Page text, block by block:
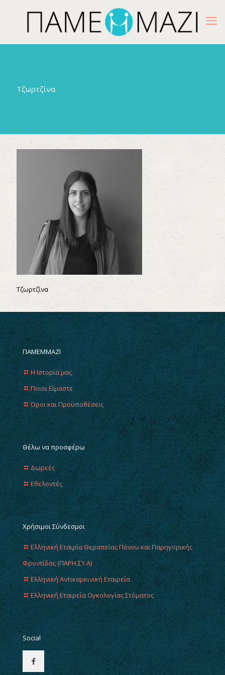
Τζωρτζίνα
Τζωρτζίνα
ΠΑΜΕΜΜΑΖΙ
Η Ιστορία μας
Ποιοι Είμαστε
Όροι και Προϋποθέσεις
Θέλω να προσφέρω
Δωρεές
Εθελοντές
Χρήσιμοι Σύνδεσμοι
Ελληνική Εταιρία Θεραπείας Πόνου και Παρηγορικής
Φροντίδας (ΠΑΡΗ.ΣΥ.Α)
Ελληνική Αντικαρκινική Εταιρεία
Ελληνική Εταιρεία Ογκολογίας Στόματος
Social